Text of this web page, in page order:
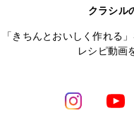
クラシル
「きちんとおいしく作れる
レシピ動画